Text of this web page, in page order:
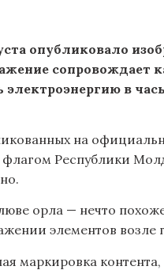
опубликовало
сопровождает
в
на
Республики
орла — нечто
элементов возле
маркировка